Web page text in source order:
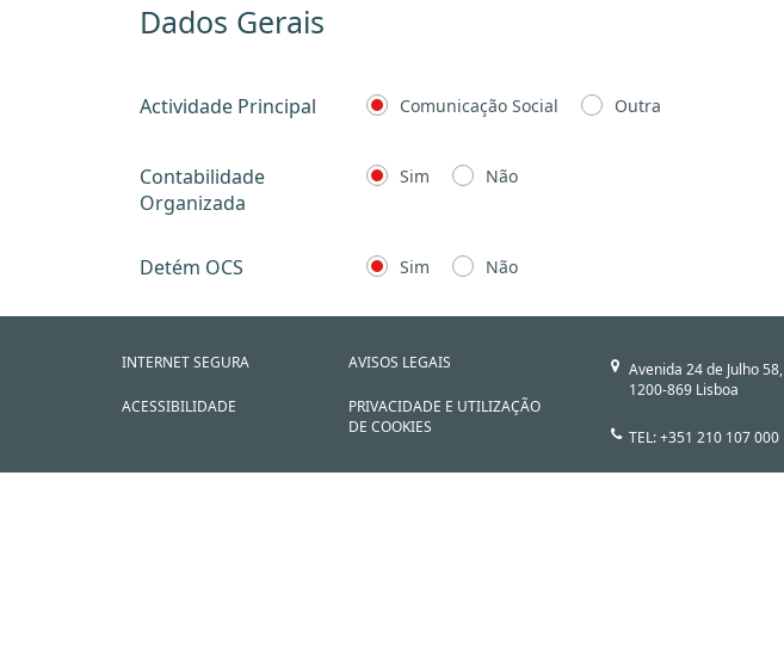
Dados Gerais
Actividade Principal Comunicação Social Outra
Contabilidade
Organizada
Sim Não
Detém OCS Sim Não
INTERNET SEGURA
ACESSIBILIDADE
AVISOS LEGAIS
PRIVACIDADE E UTILIZAÇÃO
DE COOKIES
Avenida 24 de Julho 58,
1200-869 Lisboa
TEL: +351 210 107 000